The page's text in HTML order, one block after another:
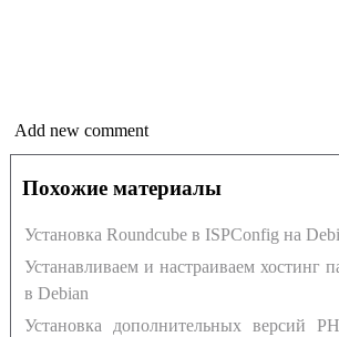
Add new comment
Похожие материалы
Установка Roundcube в ISPConfig на
Устанавливаем и настраиваем хостинг
в Debian
Установка дополнительных версий